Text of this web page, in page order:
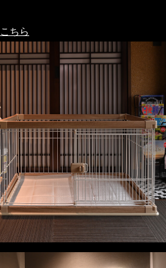
こちら